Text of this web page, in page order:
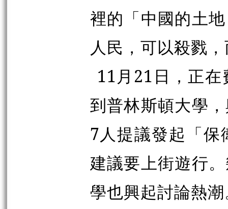
裡的「中國的土
人民，可以殺戮
11月21日，正
到普林斯頓大學
7人提議發起「
建議要上街遊行
學也興起討論熱